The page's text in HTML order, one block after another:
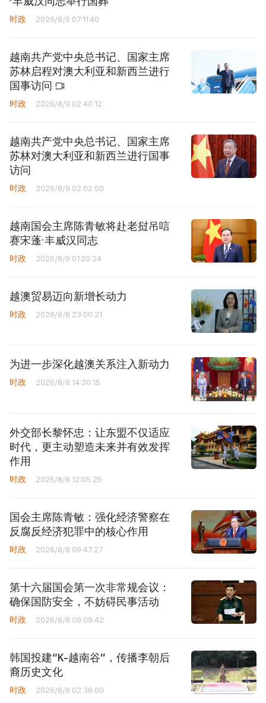
时政 2026/8/9 07:11:40
越南共产党中央总书记、国家主席
苏林启程对澳大利亚和新西兰进行
国事访问
时政 2026/8/9 02:40:12
越南共产党中央总书记、国家主席
苏林对澳大利亚和新西兰进行国事
访问
时政 2026/8/9 02:02:50
越南国会主席陈青敏将赴老挝吊唁
赛宋蓬·丰威汉同志
时政 2026/8/9 01:20:24
越澳贸易迈向新增长动力
时政 2026/8/8 23:00:21
为进一步深化越澳关系注入新动力
时政 2026/8/8 14:30:15
外交部长黎怀忠：让东盟不仅适应
时代，更主动塑造未来并有效发挥
作用
时政 2026/8/8 12:05:25
国会主席陈青敏：强化经济警察在
反腐反经济犯罪中的核心作用
时政 2026/8/8 09:47:27
第十六届国会第一次非常规会议：
确保国防安全，不妨碍民事活动
时政 2026/8/8 09:09:42
韩国投建“K-越南谷”，传播李朝后
裔历史文化
时政 2026/8/8 02:36:00